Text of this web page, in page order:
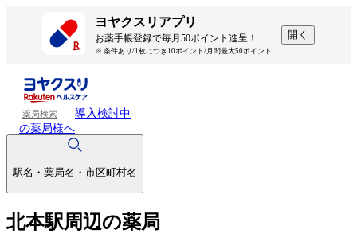
ヨヤクスリアプリ
お薬手帳登録で毎月50ポイント進呈！
※ 条件あり/1枚につき10ポイント/月間最大50ポイント
開く
薬局検索
導入検討中
の薬局様へ
駅名・薬局名・市区町村名
北本駅周辺の薬局